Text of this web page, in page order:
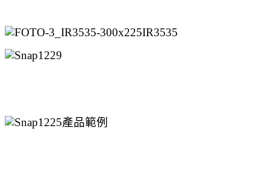
IR3535
產品範例